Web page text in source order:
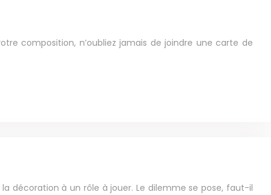
composition, n’oubliez jamais de joindre une carte de
décoration à un rôle à jouer. Le dilemme se pose, faut-il